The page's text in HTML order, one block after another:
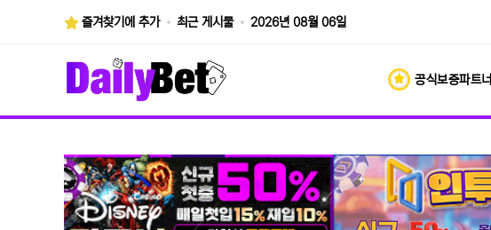
즐겨찾기에 추가 최근 게시물 2026년 08월 06일
공식보증파트너